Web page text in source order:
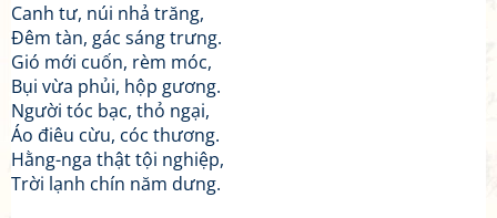
Canh tư, núi nhả trăng,
Đêm tàn, gác sáng trưng.
Gió mới cuốn, rèm móc,
Bụi vừa phủi, hộp gương.
Người tóc bạc, thỏ ngại,
Áo điêu cừu, cóc thương.
Hằng-nga thật tội nghiệp,
Trời lạnh chín năm dưng.